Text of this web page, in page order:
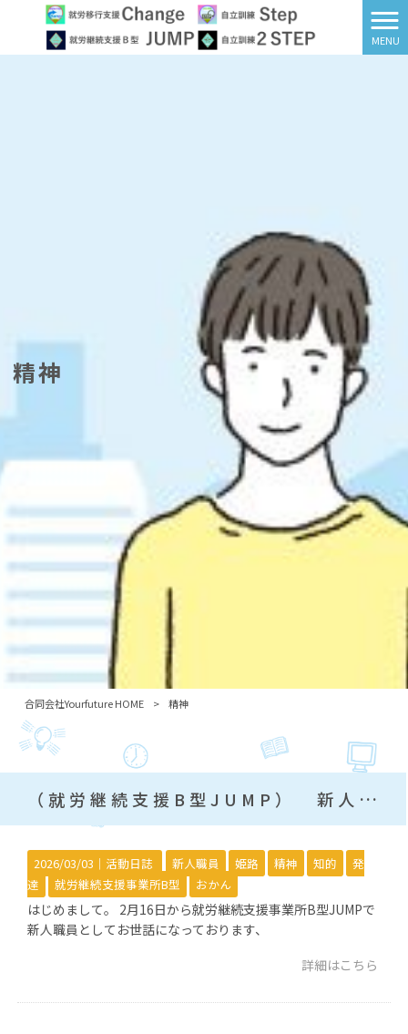
MENU
精神
合同会社Yourfuture HOME > 精神
（就労継続支援B型JUMP） 新人職員紹介
2026/03/03｜ 活動日誌 新人職員 姫路 精神 知的
発
達
就労継続支援事業所B型 おかん
はじめまして。 2月16日から就労継続支援事業所B型JUMPで
新人職員としてお世話になっております、
詳細はこちら